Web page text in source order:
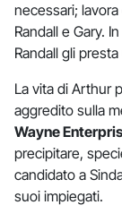
necessari;
Randall e Gary.
Randall gli
La vita di Arthur
aggredito sulla
Wayne
precipitare,
candidato a
suoi impiegati.